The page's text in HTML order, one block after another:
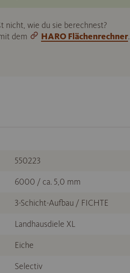
nicht, wie du sie berechnest?
dem
HARO Flächenrechner.
550223
6000 / ca. 5,0 mm
3-Schicht-Aufbau / FICHTE
Landhausdiele XL
Eiche
Selectiv